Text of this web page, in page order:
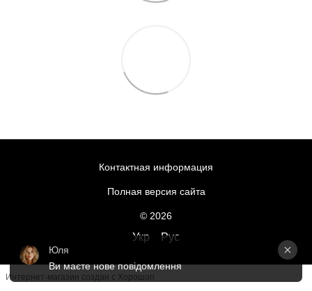
Контактная информация
Полная версия сайта
© 2026
Укр Рус
Интернет-магазин создан с Хорошоп
Юля
Ви маєте нове повідомлення